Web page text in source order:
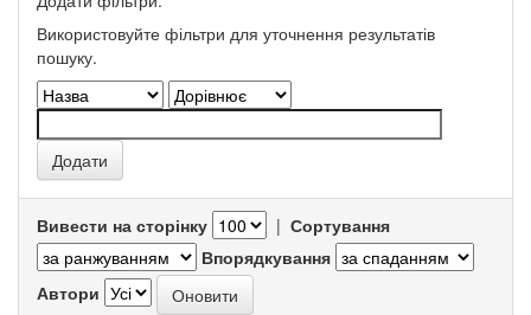
Використовуйте фільтри для уточнення результатів
пошуку.
Вивести на сторінку | Сортування
Впорядкування
Автори